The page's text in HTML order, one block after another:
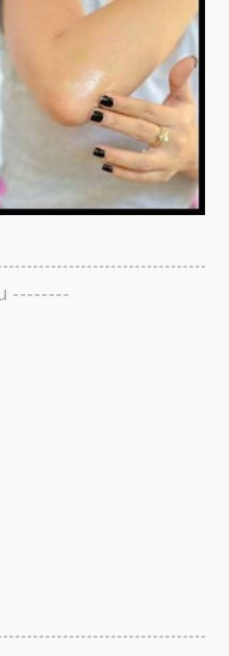
--------